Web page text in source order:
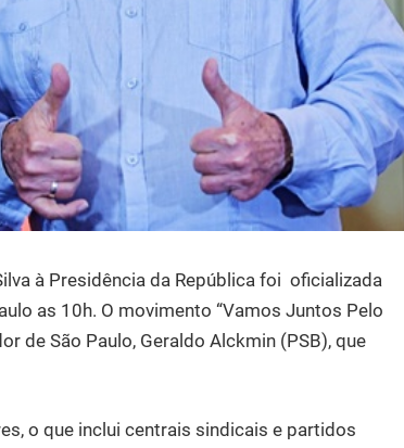
à Presidência da República foi oficializada
as 10h. O movimento “Vamos Juntos Pelo
de São Paulo, Geraldo Alckmin (PSB), que
o que inclui centrais sindicais e partidos